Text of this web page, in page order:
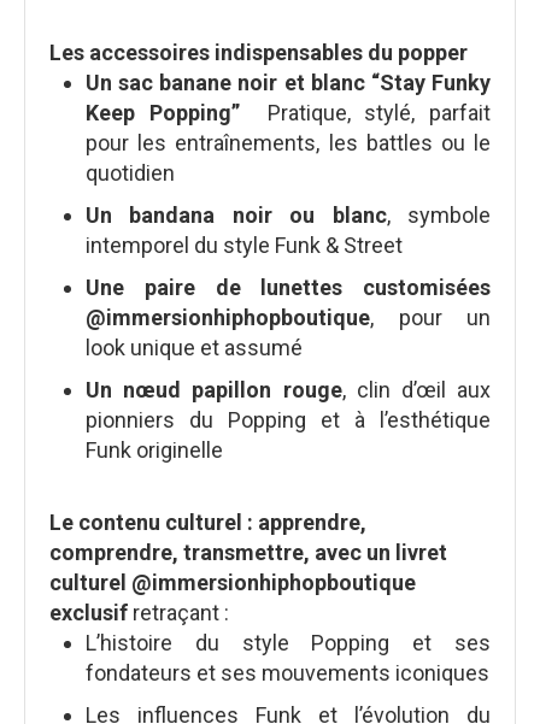
Les accessoires indispensables du popper
Un sac banane noir et blanc “Stay Funky
Keep Popping”Pratique, stylé, parfait
pour les entraînements, les battles ou le
quotidien
Un bandana noir ou blanc, symbole
intemporel du style Funk & Street
Une paire de lunettes customisées
@immersionhiphopboutique, pour un
look unique et assumé
Un nœud papillon rouge, clin d’œil aux
pionniers du Popping et à l’esthétique
Funk originelle
Le contenu culturel : apprendre,
comprendre, transmettre, avec un livret
culturel @immersionhiphopboutique
exclusif retraçant :
L’histoire du style Popping et ses
fondateurs et ses mouvements iconiques
Les influences Funk et l’évolution du